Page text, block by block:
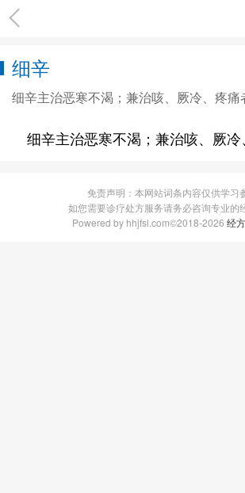
细辛
细辛主治恶寒不渴；兼治咳、厥冷、疼痛
细辛主治恶寒不渴；兼治咳、厥冷
免责声明：本网站词条内容仅供学习
如您需要诊疗处方服务请务必咨询专业的
Powered by hhjfsl.com©2018-2026 经